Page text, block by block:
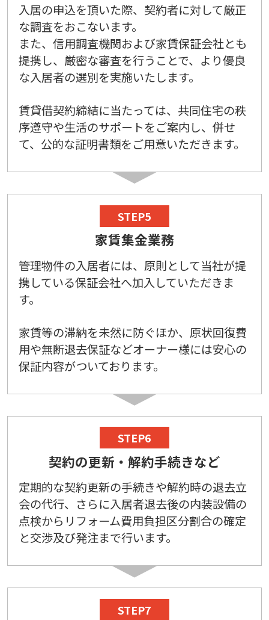
入居の申込を頂いた際、契約者に対して厳正
な調査をおこないます。
また、信用調査機関および家賃保証会社とも
提携し、厳密な審査を行うことで、より優良
な入居者の選別を実施いたします。
賃貸借契約締結に当たっては、共同住宅の秩
序遵守や生活のサポートをご案内し、併せ
て、公的な証明書類をご用意いただきます。
STEP5
家賃集金業務
管理物件の入居者には、原則として当社が提
携している保証会社へ加入していただきま
す。
家賃等の滞納を未然に防ぐほか、原状回復費
用や無断退去保証などオーナー様には安心の
保証内容がついております。
STEP6
契約の更新・解約手続きなど
定期的な契約更新の手続きや解約時の退去立
会の代行、さらに入居者退去後の内装設備の
点検からリフォーム費用負担区分割合の確定
と交渉及び発注まで行います。
STEP7